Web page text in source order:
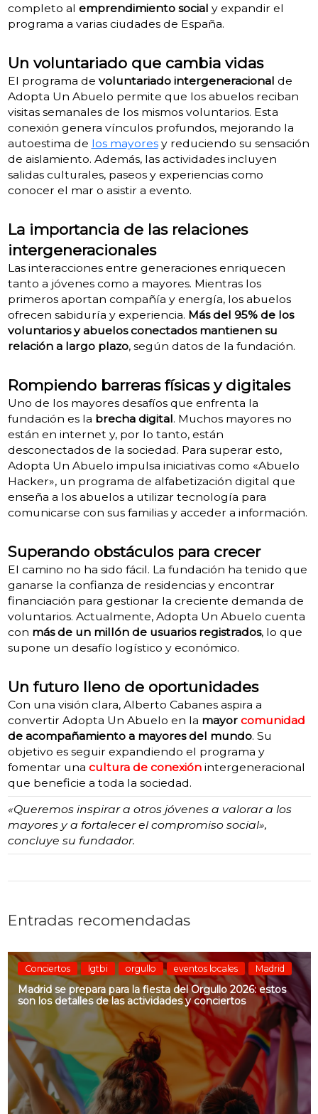
completo al emprendimiento social y expandir el
programa a varias ciudades de España.
Un voluntariado que cambia vidas
El programa de voluntariado intergeneracional de
Adopta Un Abuelo permite que los abuelos reciban
visitas semanales de los mismos voluntarios. Esta
conexión genera vínculos profundos, mejorando la
autoestima de los mayoresy reduciendo su sensación
de aislamiento. Además, las actividades incluyen
salidas culturales, paseos y experiencias como
conocer el mar o asistir a evento.
La importancia de las relaciones
intergeneracionales
Las interacciones entre generaciones enriquecen
tanto a jóvenes como a mayores. Mientras los
primeros aportan compañía y energía, los abuelos
ofrecen sabiduría y experiencia. Más del 95% de los
voluntarios y abuelos conectados mantienen su
relación a largo plazo, según datos de la fundación.
Rompiendo barreras físicas y digitales
Uno de los mayores desafíos que enfrenta la
fundación es la brecha digital. Muchos mayores no
están en internet y, por lo tanto, están
desconectados de la sociedad. Para superar esto,
Adopta Un Abuelo impulsa iniciativas como «Abuelo
Hacker», un programa de alfabetización digital que
enseña a los abuelos a utilizar tecnología para
comunicarse con sus familias y acceder a información.
Superando obstáculos para crecer
El camino no ha sido fácil. La fundación ha tenido que
ganarse la confianza de residencias y encontrar
financiación para gestionar la creciente demanda de
voluntarios. Actualmente, Adopta Un Abuelo cuenta
con más de un millón de usuarios registrados, lo que
supone un desafío logístico y económico.
Un futuro lleno de oportunidades
Con una visión clara, Alberto Cabanes aspira a
convertir Adopta Un Abuelo en la mayor comunidad
de acompañamiento a mayores del mundo. Su
objetivo es seguir expandiendo el programa y
fomentar una cultura de conexión intergeneracional
que beneficie a toda la sociedad.
«Queremos inspirar a otros jóvenes a valorar a los
mayores y a fortalecer el compromiso social»,
concluye su fundador.
Entradas recomendadas
Conciertos lgtbi orgullo eventos locales Madrid
Madrid se prepara para la fiesta del Orgullo 2026: estos
son los detalles de las actividades y conciertos